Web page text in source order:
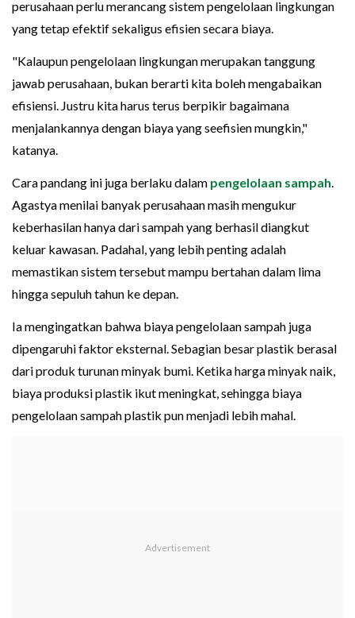
perusahaan perlu merancang sistem pengelolaan lingkungan
yang tetap efektif sekaligus efisien secara biaya.
"Kalaupun pengelolaan lingkungan merupakan tanggung
jawab perusahaan, bukan berarti kita boleh mengabaikan
efisiensi. Justru kita harus terus berpikir bagaimana
menjalankannya dengan biaya yang seefisien mungkin,"
katanya.
Cara pandang ini juga berlaku dalam pengelolaan sampah
Agastya menilai banyak perusahaan masih mengukur
keberhasilan hanya dari sampah yang berhasil diangkut
keluar kawasan. Padahal, yang lebih penting adalah
memastikan sistem tersebut mampu bertahan dalam lima
hingga sepuluh tahun ke depan.
Ia mengingatkan bahwa biaya pengelolaan sampah juga
dipengaruhi faktor eksternal. Sebagian besar plastik berasal
dari produk turunan minyak bumi. Ketika harga minyak naik,
biaya produksi plastik ikut meningkat, sehingga biaya
pengelolaan sampah plastik pun menjadi lebih mahal.